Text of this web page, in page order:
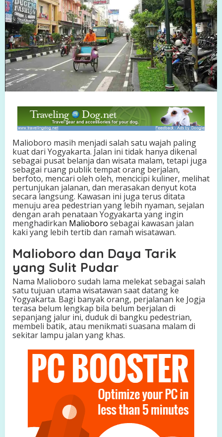
J
a
d
i
M
a
g
n
e
t
o
g
j
a
,
W
i
s
a
t
a
K
o
t
a
a
n
g
a
k
P
e
r
n
a
S
e
p
i
Malioboro masih menjadi salah satu wajah paling
kuat dari Yogyakarta. Jalan ini tidak hanya dikenal
sebagai pusat belanja dan wisata malam, tetapi juga
sebagai ruang publik tempat orang berjalan,
berfoto, mencari oleh oleh, mencicipi kuliner, melihat
pertunjukan jalanan, dan merasakan denyut kota
secara langsung. Kawasan ini juga terus ditata
menuju area pedestrian yang lebih nyaman, sejalan
dengan arah penataan Yogyakarta yang ingin
menghadirkan Malioborosebagai kawasan jalan
kaki yang lebih tertib dan ramah wisatawan.
Malioboro dan Daya Tarik
yang Sulit Pudar
Nama Malioboro sudah lama melekat sebagai salah
satu tujuan utama wisatawan saat datang ke
Yogyakarta. Bagi banyak orang, perjalanan ke Jogja
terasa belum lengkap bila belum berjalan di
sepanjang jalur ini, duduk di bangku pedestrian,
membeli batik, atau menikmati suasana malam di
sekitar lampu jalan yang khas.